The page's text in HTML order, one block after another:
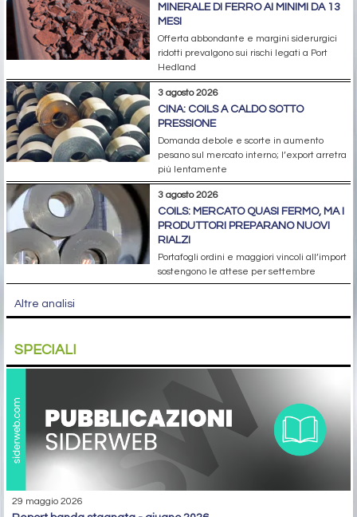
MINERALE DI FERRO AI MINIMI DA 13
MESI
Offerta abbondante e margini siderurgici
ridotti prevalgono sui rischi legati a Port
Hedland
3 agosto 2026
CINA: COILS A CALDO SOTTO
PRESSIONE
Domanda debole e scorte in aumento
pesano sul mercato interno; l’export arretra
più lentamente
3 agosto 2026
COILS: MERCATO QUASI FERMO, MA I
PRODUTTORI PREPARANO NUOVI
RIALZI
Portafogli ordini e maggiori vincoli all’import
sostengono le attese per settembre
Altre analisi
SPECIALI
29 maggio 2026